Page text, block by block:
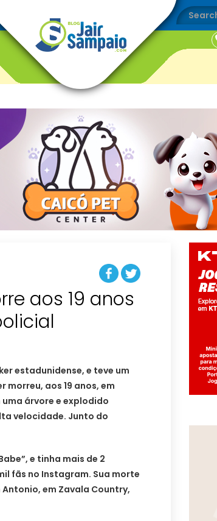
aos 19 anos
estadunidense, e teve um
aos 19 anos, em
árvore e explodido
velocidade. Junto do
e tinha mais de 2
fãs no Instagram. Sua morte
em Zavala Country,